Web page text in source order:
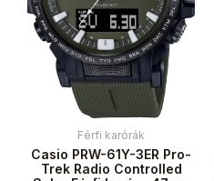
Férfi karórák
Casio PRW-61Y-3ER Pro-
Trek Radio Controlled